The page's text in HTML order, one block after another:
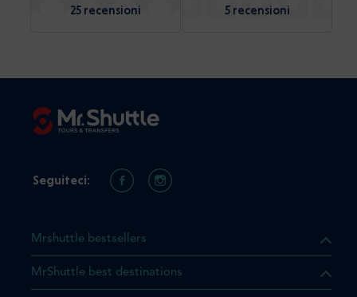
25 recensioni 5 recensioni
il prodotto che state
Mrshuttle bestsellers
MrShuttle best destinations
Seguiteci: